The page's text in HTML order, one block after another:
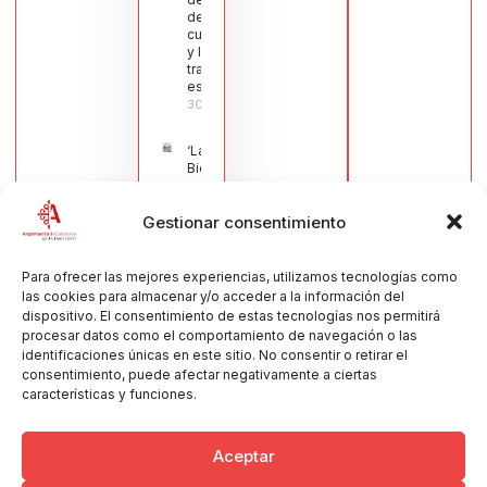
Gestionar consentimiento
Para ofrecer las mejores experiencias, utilizamos tecnologías como
las cookies para almacenar y/o acceder a la información del
dispositivo. El consentimiento de estas tecnologías nos permitirá
procesar datos como el comportamiento de navegación o las
identificaciones únicas en este sitio. No consentir o retirar el
consentimiento, puede afectar negativamente a ciertas
características y funciones.
Aceptar
de la
cuchillería
y la navaja
tradicional
española
30/07/2026
‘La
Bienvenida’,
estampa de
de la Virgen
Muñoz
Muñoz,
anuncia las
Fiestas
Patronales
2026
30/07/2026